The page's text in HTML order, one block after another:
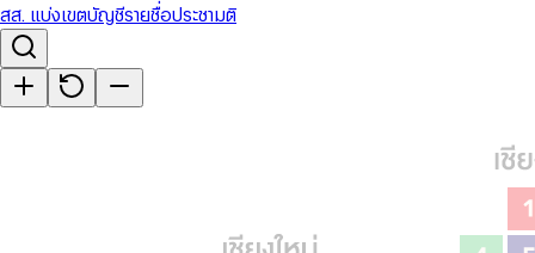
สส. แบ่งเขตบัญชีรายชื่อประชามติ